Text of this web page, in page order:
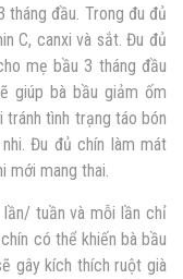
đầu. Trong đu đủ
C, canxi và sắt. Đu đủ
mẹ bầu 3 tháng đầu
giúp bà bầu giảm ốm
tình trạng táo bón
Đu đủ chín làm mát
mang thai.
tuần và mỗi lần chỉ
có thể khiến bà bầu
gây kích thích ruột già